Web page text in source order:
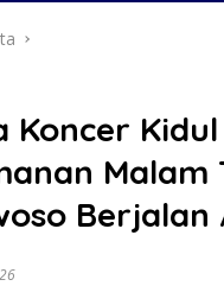
Koncer
Berjalan